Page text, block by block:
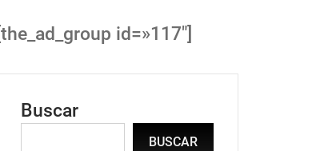
[the_ad_group id=»117″]
Buscar
BUSCAR